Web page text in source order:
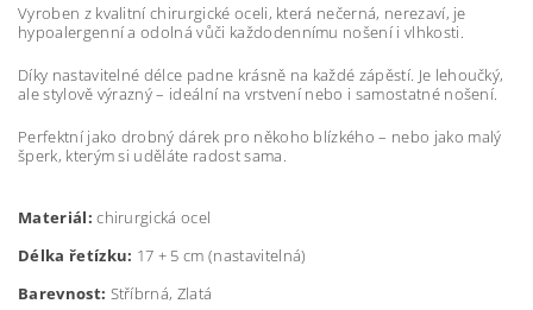
Vyroben z kvalitní chirurgické oceli, která nečerná, nerezaví, je
hypoalergenní a odolná vůči každodennímu nošení i vlhkosti.
Díky nastavitelné délce padne krásně na každé zápěstí. Je lehoučký,
ale stylově výrazný – ideální na vrstvení nebo i samostatné nošení.
Perfektní jako drobný dárek pro někoho blízkého – nebo jako malý
šperk, kterým si uděláte radost sama.
Materiál: chirurgická ocel
Délka řetízku: 17 + 5 cm (nastavitelná)
Barevnost: Stříbrná, Zlatá